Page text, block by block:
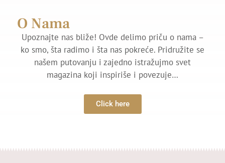
O Nama
Upoznajte nas bliže! Ovde delimo priču o nama –
ko smo, šta radimo i šta nas pokreće. Pridružite se
našem putovanju i zajedno istražujmo svet
magazina koji inspiriše i povezuje…
Click here